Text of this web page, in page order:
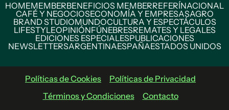
HOMEMEMBERBENEFICIOS MEMBERREFERÍNACIONAL
CAFÉ Y NEGOCIOSECONOMÍA Y EMPRESASAGRO
BRAND STUDIOMUNDOCULTURA Y ESPECTÁCULOS
LIFESTYLEOPINIÓNFÚNEBRESREMATES Y LEGALES
EDICIONES ESPECIALESPUBLICACIONES
NEWSLETTERSARGENTINAESPAÑAESTADOS UNIDOS
Políticas de Cookies
Políticas de Privacidad
Términos y Condiciones
Contacto